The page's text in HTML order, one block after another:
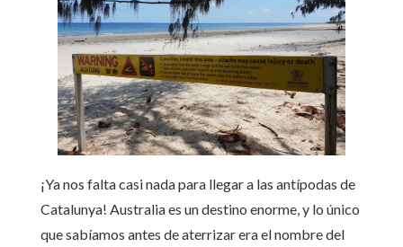
¡Ya nos falta casi nada para llegar a las antípodas de
Catalunya! Australia es un destino enorme, y lo único
que sabíamos antes de aterrizar era el nombre del